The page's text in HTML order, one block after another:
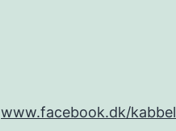
www.facebook.dk/kabbel